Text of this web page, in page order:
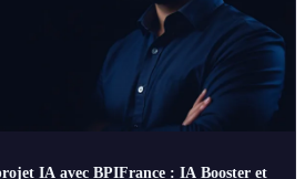
IA avec BPIFrance : IA Booster et